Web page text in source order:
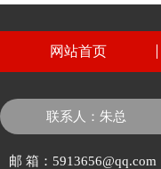
网站首页
联系人：朱总
邮 箱：5913656@qq.com